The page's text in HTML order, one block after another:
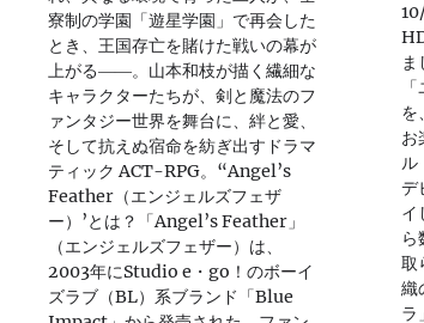
寮制の学園「遊星学園」で再会した
とき、王国存亡を賭けた戦いの幕が
上がる――。山本和枝が描く繊細な
キャラクターたちが、剣と魔法のフ
ァンタジー世界を舞台に、絆と愛、
そして抗えぬ宿命を紡ぎ出すドラマ
ティック ACT-RPG。“Angel’s
Feather（エンジェルズフェザ
ー）’とは？「Angel’s Feather」
（エンジェルズフェザー）は、
2003年にStudio e・go！のボーイ
ズラブ（BL）系ブランド「Blue
ま
を
お
ル
デ
イ
ら
取
織
ラ